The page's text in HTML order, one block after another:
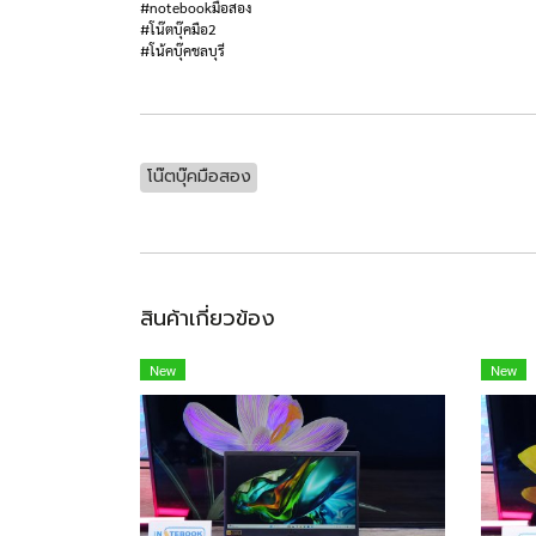
#notebookมือสอง
#โน๊ตบุ๊คมือ2
#โน้คบุ๊คชลบุรี
โน๊ตบุ๊คมือสอง
สินค้าเกี่ยวข้อง
New New